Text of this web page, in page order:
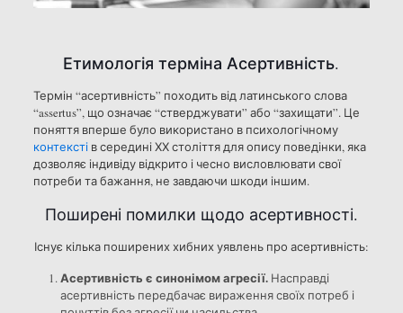
Етимологія терміна Асертивність.
Термін “асертивність” походить від латинського слова
“assertus”, що означає “стверджувати” або “захищати”. Це
поняття вперше було використано в психологічному
контекстів середині ХХ століття для опису поведінки, яка
дозволяє індивіду відкрито і чесно висловлювати свої
потреби та бажання, не завдаючи шкоди іншим.
Поширені помилки щодо асертивності.
Існує кілька поширених хибних уявлень про асертивність:
Асертивність є синонімом агресії.Насправді
асертивність передбачає вираження своїх потреб і